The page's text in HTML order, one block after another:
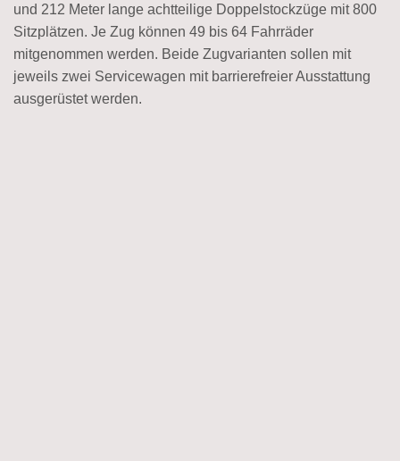
und 212 Meter lange achtteilige Doppelstockzüge mit 800
Sitzplätzen. Je Zug können 49 bis 64 Fahrräder
mitgenommen werden. Beide Zugvarianten sollen mit
jeweils zwei Servicewagen mit barrierefreier Ausstattung
ausgerüstet werden.